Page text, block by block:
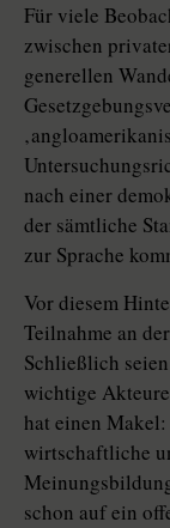
Für viele
zwischen
generellen
nach einer
der sämtliche
zur Sprache
Vor diesem
Teilnahme an
Schließlich
wichtige
hat einen
wirtschaftliche
schon auf ein